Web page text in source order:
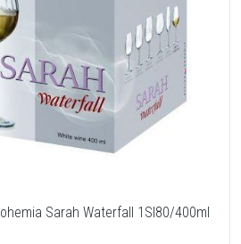
Sarah Waterfall 1SI80/400ml